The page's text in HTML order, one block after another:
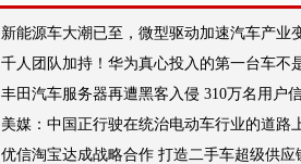
新能源车大潮已至，微型驱动加速汽车产业
千人团队加持！华为真心投入的第一台车不
丰田汽车服务器再遭黑客入侵 310万名用户
美媒：中国正行驶在统治电动车行业的道路
优信淘宝达成战略合作 打造二手车超级供应